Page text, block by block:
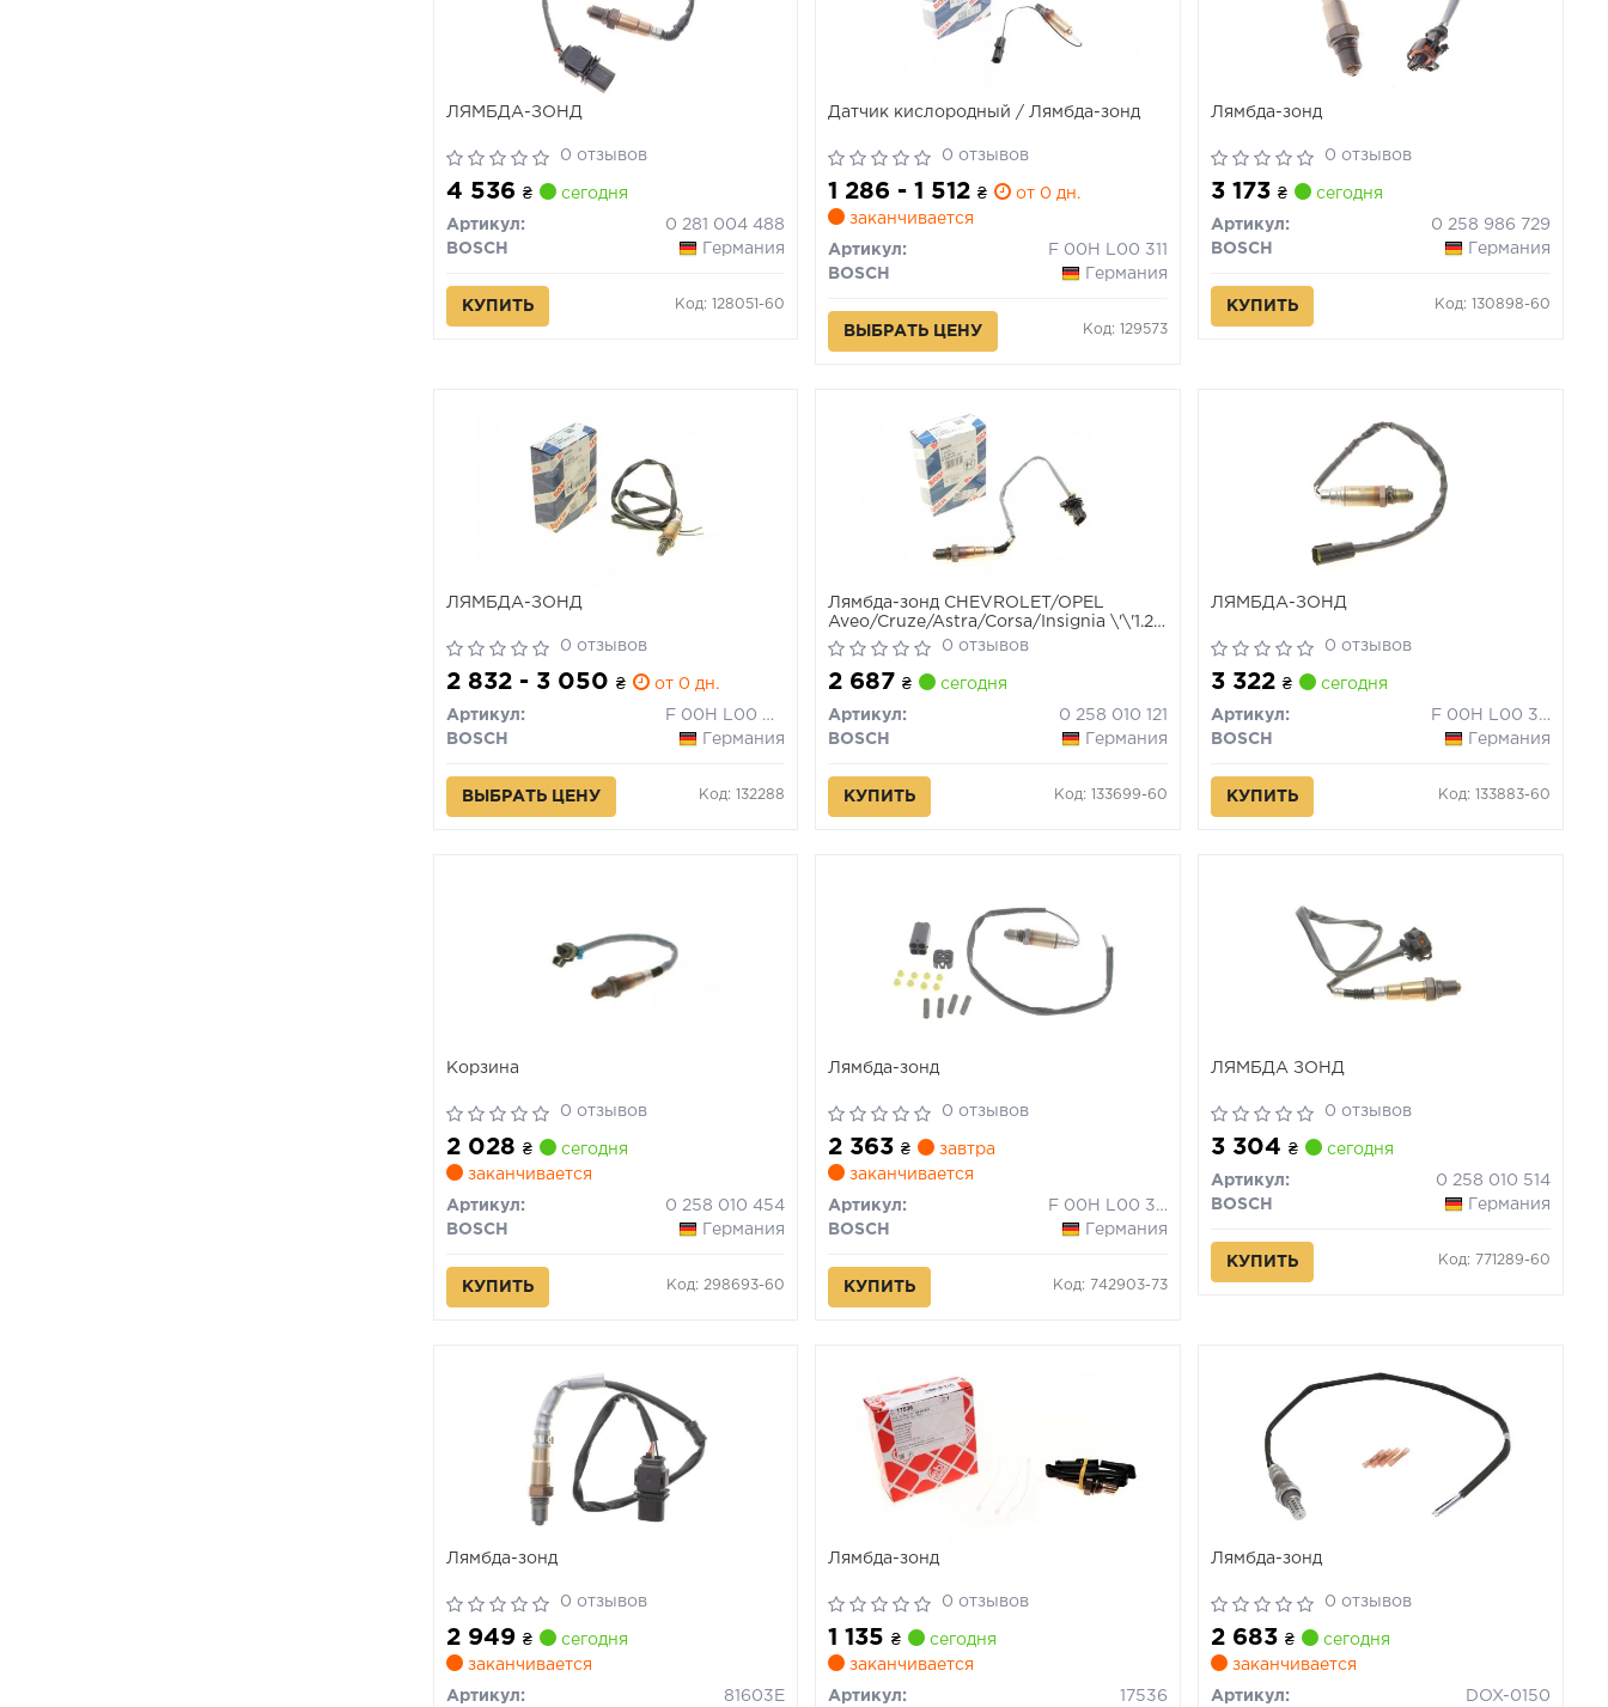
ЛЯМБДА-ЗОНД
0 отзывов
4 536 ₴ сегодня
Артикул:
0 281 004 488
BOSCH
Германия
КУПИТЬ Код: 128051-60
Датчик кислородный / Лямбда-зонд
0 отзывов
1 286 - 1 512₴
от 0 дн.
заканчивается
Артикул:
F 00H L00 311
BOSCH
Германия
ВЫБРАТЬ ЦЕНУ Код: 129573
Лямбда-зонд
0 отзывов
3 173₴ сегодня
Артикул:
0 258 986 729
BOSCH
Германия
КУПИТЬ Код: 130898-60
ЛЯМБДА-ЗОНД
0 отзывов
2 832 - 3 050 ₴ от 0 дн.
Артикул:
F 00H L00 091
BOSCH
Германия
ВЫБРАТЬ ЦЕНУ Код: 132288
Лямбда-зонд CHEVROLET/OPEL
Aveo/Cruze/Astra/Corsa/Insignia \'\'1.2-
1.4 \'\'11>>
0 отзывов
2 687₴ сегодня
Артикул:
0 258 010 121
BOSCH
Германия
КУПИТЬ Код: 133699-60
ЛЯМБДА-ЗОНД
0 отзывов
3 322₴ сегодня
Артикул:
F 00H L00 347
BOSCH
Германия
КУПИТЬ Код: 133883-60
Корзина
0 отзывов
2 028 ₴
сегодня
заканчивается
Артикул:
0 258 010 454
BOSCH
Германия
КУПИТЬ Код: 298693-60
Лямбда-зонд
0 отзывов
2 363₴
завтра
заканчивается
Артикул:
F 00H L00 351
BOSCH
Германия
КУПИТЬ Код: 742903-73
ЛЯМБДА ЗОНД
0 отзывов
3 304₴ сегодня
Артикул:
0 258 010 514
BOSCH
Германия
КУПИТЬ Код: 771289-60
Лямбда-зонд
0 отзывов
2 949 ₴
сегодня
заканчивается
Артикул: 81603E
Лямбда-зонд
0 отзывов
1 135₴
сегодня
заканчивается
Артикул: 17536
Лямбда-зонд
0 отзывов
2 683₴
сегодня
заканчивается
Артикул: DOX-0150